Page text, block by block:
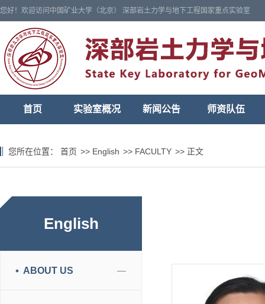
您好！欢迎访问中国矿业大学（北京） 深部岩土力学与地下工程国家重点实验室
首页 实验室概况 新闻公告 师资队伍
您所在位置： 首页 >> English >> FACULTY >> 正文
English
ABOUT US